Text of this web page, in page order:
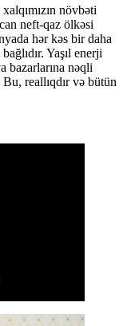
növbəti
neft-qaz ölkəsi
hər kəs bir daha
Yaşıl enerji
bazarlarına nəqli
reallıqdır və bütün